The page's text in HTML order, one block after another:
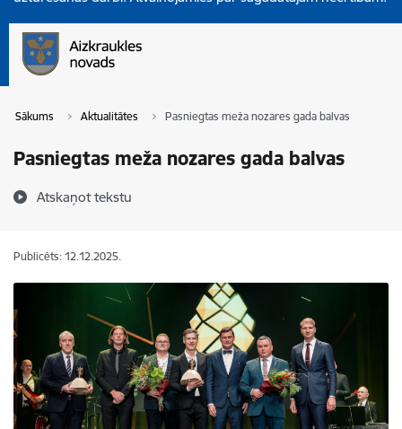
Sākums Aktualitātes Pasniegtas meža nozares gada balvas
Pasniegtas meža nozares gada balvas
Atskaņot tekstu
Publicēts: 12.12.2025.